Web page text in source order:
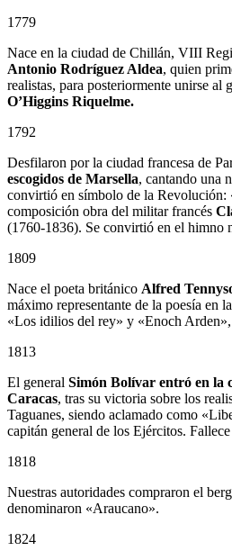
1779
Nace en la ciudad de Chillán, VIII
Antonio Rodríguez Aldea, quien
realistas, para posteriormente unirse al
O’Higgins Riquelme.
1792
Desfilaron por la ciudad francesa de
escogidos de Marsella, cantando una
convirtió en símbolo de la Revolución:
composición obra del militar francés
(1760-1836). Se convirtió en el himno
1809
Nace el poeta británico Alfred
máximo representante de la poesía en
«Los idilios del rey» y «Enoch Arden»,
1813
El general Simón Bolívar entró en la
Caracas, tras su victoria sobre los
Taguanes, siendo aclamado como
capitán general de los Ejércitos.
1818
Nuestras autoridades compraron el
denominaron «Araucano».
1824